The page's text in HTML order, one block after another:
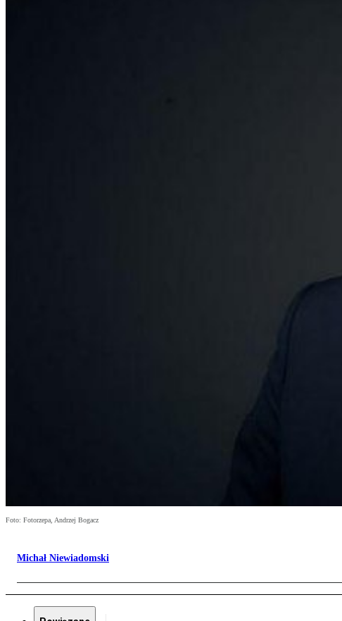
Foto: Fotorzepa, Andrzej Bogacz
Michał Niewiadomski